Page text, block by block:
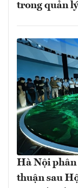
trong quản
Hà Nội
thuận sau